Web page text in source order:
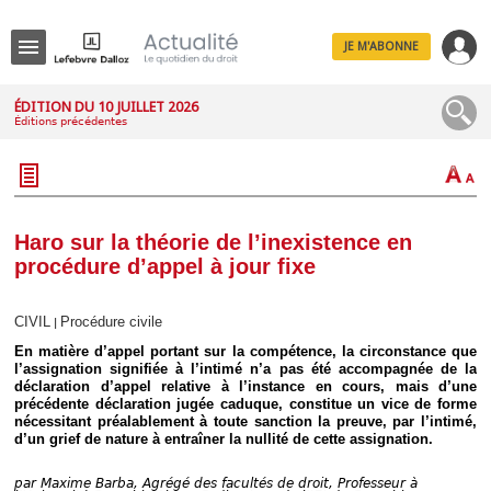
JE M'ABONNE
ÉDITION DU 10 JUILLET 2026
Éditions précédentes
Haro sur la théorie de l’inexistence en
procédure d’appel à jour fixe
CIVIL
Procédure civile
En matière d’appel portant sur la compétence, la circonstance que
l’assignation signifiée à l’intimé n’a pas été accompagnée de la
déclaration d’appel relative à l’instance en cours, mais d’une
précédente déclaration jugée caduque, constitue un vice de forme
nécessitant préalablement à toute sanction la preuve, par l’intimé,
d’un grief de nature à entraîner la nullité de cette assignation.
par Maxime Barba, Agrégé des facultés de droit, Professeur à